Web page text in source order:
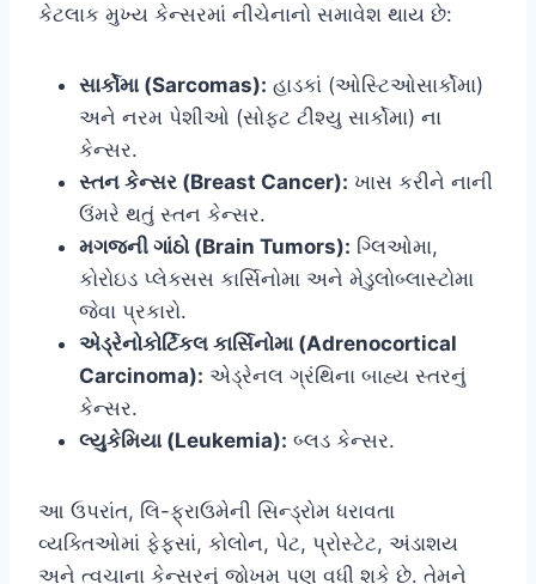
કેટલાક મુખ્ય કેન્સરમાં નીચેનાનો સમાવેશ થાય છે:
સાર્કોમા (Sarcomas): હાડકાં (ઓસ્ટિઓસાર્કોમા)
અને નરમ પેશીઓ (સોફ્ટ ટીશ્યુ સાર્કોમા) ના
કેન્સર.
સ્તન કેન્સર (Breast Cancer): ખાસ કરીને નાની
ઉંમરે થતું સ્તન કેન્સર.
મગજની ગાંઠો (Brain Tumors): ગ્લિઓમા,
કોરોઇડ પ્લેક્સસ કાર્સિનોમા અને મેડુલોબ્લાસ્ટોમા
જેવા પ્રકારો.
એડ્રેનોકોર્ટિકલ કાર્સિનોમા (Adrenocortical
Carcinoma): એડ્રેનલ ગ્રંથિના બાહ્ય સ્તરનું
કેન્સર.
લ્યુકેમિયા (Leukemia): બ્લડ કેન્સર.
આ ઉપરાંત, લિ-ફ્રાઉમેની સિન્ડ્રોમ ધરાવતા
વ્યક્તિઓમાં ફેફસાં, કોલોન, પેટ, પ્રોસ્ટેટ, અંડાશય
અને ત્વચાના કેન્સરનું જોખમ પણ વધી શકે છે. તેમને